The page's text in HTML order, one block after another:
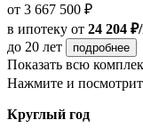
от 3 667 500 ₽
в ипотеку от 24 204
до 20 лет
подробнее
Показать всю
Нажмите и
Круглый год